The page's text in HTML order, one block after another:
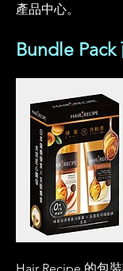
產品中心。
Bundle